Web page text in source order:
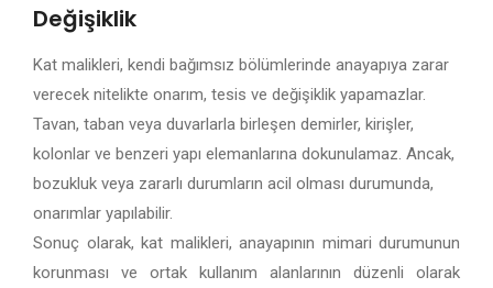
Değişiklik
Kat malikleri, kendi bağımsız bölümlerinde anayapıya zarar
verecek nitelikte onarım, tesis ve değişiklik yapamazlar.
Tavan, taban veya duvarlarla birleşen demirler, kirişler,
kolonlar ve benzeri yapı elemanlarına dokunulamaz. Ancak,
bozukluk veya zararlı durumların acil olması durumunda,
onarımlar yapılabilir.
Sonuç olarak, kat malikleri, anayapının mimari durumunun
korunması ve ortak kullanım alanlarının düzenli olarak